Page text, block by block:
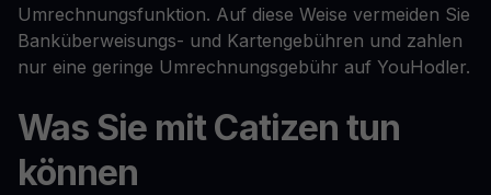
Umrechnungsfunktion. Auf diese Weise vermeiden Sie
Banküberweisungs- und Kartengebühren und zahlen
nur eine geringe Umrechnungsgebühr auf YouHodler.
Was Sie mit Catizen tun
können